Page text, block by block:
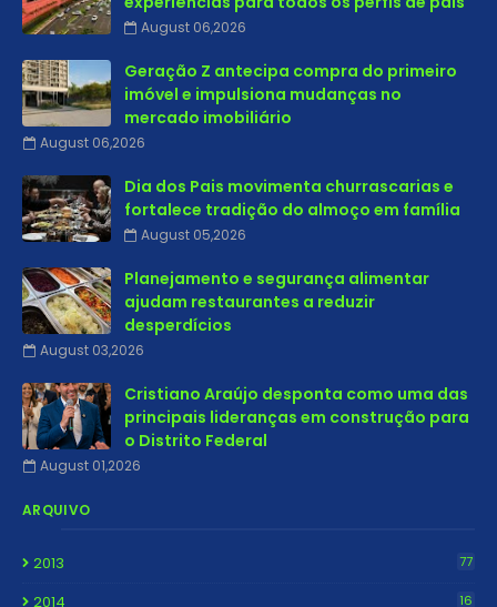
August 06,2026
Geração Z antecipa compra do primeiro
imóvel e impulsiona mudanças no
mercado imobiliário
August 06,2026
Dia dos Pais movimenta churrascarias e
fortalece tradição do almoço em família
August 05,2026
Planejamento e segurança alimentar
ajudam restaurantes a reduzir
desperdícios
August 03,2026
Cristiano Araújo desponta como uma das
principais lideranças em construção para
o Distrito Federal
August 01,2026
ARQUIVO
2013 77
2014 16